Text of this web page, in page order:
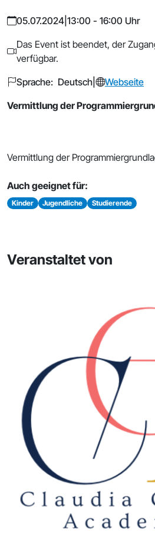
05.07.2024 13:00 - 16:00 Uhr
Das Event ist beendet, der
verfügbar.
Sprache: Deutsch
Webseite
Vermittlung der
Vermittlung der
Auch geeignet für:
Kinder Jugendliche Studierende
Veranstaltet von